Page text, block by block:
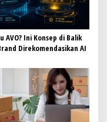
AVO? Ini Konsep di Balik
Direkomendasikan AI